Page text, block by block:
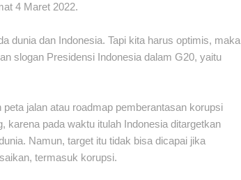
4 Maret 2022.
dunia dan Indonesia. Tapi kita harus optimis, maka
slogan Presidensi Indonesia dalam G20, yaitu
jalan atau roadmap pemberantasan korupsi
karena pada waktu itulah Indonesia ditargetkan
Namun, target itu tidak bisa dicapai jika
termasuk korupsi.